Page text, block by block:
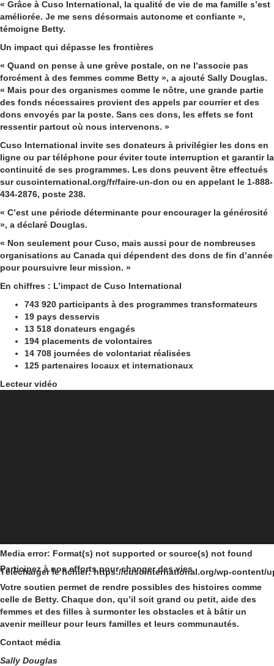
« Grâce à Cuso International, la qualité de vie de ma famille s’est
améliorée. Je me sens désormais autonome et confiante »,
témoigne Betty.
Un impact qui dépasse les frontières
« Quand on pense à une grève postale, on ne l’associe pas
forcément à des femmes comme Betty », a ajouté Sally Douglas.
« Mais pour des organismes comme le nôtre, une grande partie
des fonds nécessaires provient des appels par courrier et des
dons envoyés par la poste. Sans ces dons, les effets se font
ressentir partout où nous intervenons. »
Cuso International invite ses donateurs à privilégier les dons en
ligne ou par téléphone pour éviter toute interruption et garantir la
continuité de ses programmes. Les dons peuvent être effectués
surcusointernational.org/fr/faire-un-don ou en appelant le 1-888-
434-2876, poste 238.
« C’est une période déterminante pour encourager la générosité
», a déclaré Douglas.
« Non seulement pour Cuso, mais aussi pour de nombreuses
organisations au Canada qui dépendent des dons de fin d’année
pour poursuivre leur mission. »
En chiffres : L’impact de Cuso International
743 920 participants à des programmes transformateurs
19 pays desservis
13 518 donateurs engagés
194 placements de volontaires
14 708 journées de volontariat réalisées
125 partenaires locaux et internationaux
Lecteur vidéo
Media error: Format(s) not supported or source(s) not found
Télécharger le fichier: https://cusointernational.org/wp-content/
00:00
Participez à nos efforts pour changer des vies
Votre soutien permet de rendre possibles des histoires comme
celle de Betty. Chaque don, qu’il soit grand ou petit, aide des
femmes et des filles à surmonter les obstacles et à bâtir un
avenir meilleur pour leurs familles et leurs communautés.
Contact média
Sally Douglas